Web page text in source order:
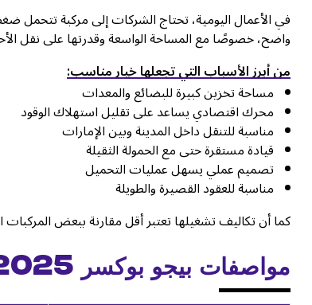
في الأعمال اليومية، تحتاج الشركات إلى مركبة تتحمل
واضح، خصوصًا مع المساحة الواسعة وقدرتها على نقل
من أبرز الأسباب التي تجعلها خيار مناسب:
مساحة تخزين كبيرة للبضائع والمعدات
محرك اقتصادي يساعد على تقليل استهلاك الوقود
مناسبة للتنقل داخل المدينة وبين الإمارات
قيادة مستقرة حتى مع الحمولة الثقيلة
تصميم عملي يسهل عمليات التحميل
مناسبة للعقود القصيرة والطويلة
كما أن تكاليف تشغيلها تعتبر أقل مقارنة ببعض
مواصفات بيجو بوكسر 2025